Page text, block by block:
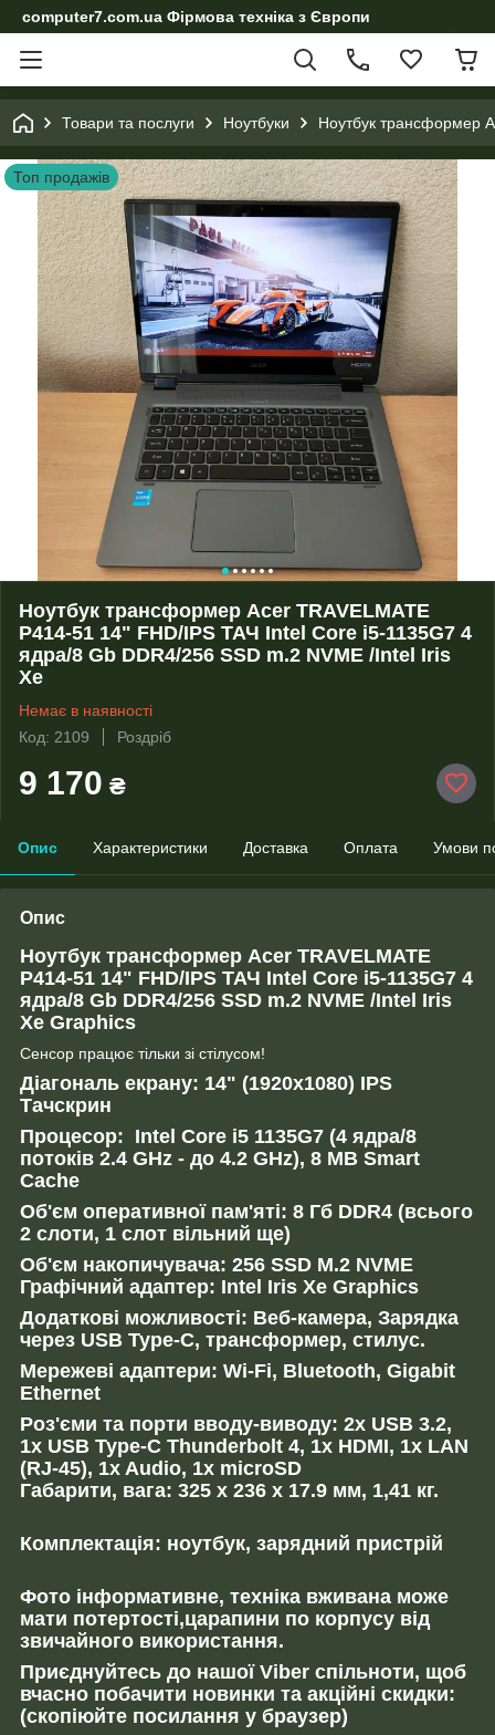
computer7.com.ua Фірмова техніка з Європи
Товари та послуги Ноутбуки Ноутбук трансформер
Топ продажів
Ноутбук трансформер Acer TRAVELMATE
P414-51 14" FHD/IPS ТАЧ Intel Core i5-1135G7 4
ядра/8 Gb DDR4/256 SSD m.2 NVME /Intel Iris
Xe
Немає в наявності
Код: 2109
Роздріб
9 170 ₴
Опис Характеристики Доставка Оплата Умови
Опис
Ноутбук трансформер Acer TRAVELMATE
P414-51 14" FHD/IPS ТАЧ Intel Core i5-1135G7 4
ядра/8 Gb DDR4/256 SSD m.2 NVME /Intel Iris
Xe Graphics
Сенсор працює тільки зі стілусом!
Діагональ екрану: 14" (1920x1080) IPS
Тачскрин
Процесор: Intel Core i5 1135G7 (4 ядра/8
потоків 2.4 GHz - до 4.2 GHz), 8 MB Smart
Cache
Об'єм оперативної пам'яті: 8 Гб DDR4 (всього
2 слоти, 1 слот вільний ще)
Об'єм накопичувача: 256 SSD M.2 NVME
Графічний адаптер: Intel Iris Xe Graphics
Додаткові можливості: Веб-камера, Зарядка
через USB Type-C, трансформер, стилус.
Мережеві адаптери: Wi-Fi, Bluetooth, Gigabit
Ethernet
Роз'єми та порти вводу-виводу: 2x USB 3.2,
1x USB Type-C Thunderbolt 4, 1x HDMI, 1x LAN
(RJ-45), 1x Audio, 1x microSD
Габарити, вага: 325 x 236 x 17.9 мм, 1,41 кг.
Комплектація: ноутбук, зарядний пристрій
Фото інформативне, техніка вживана може
мати потертості,царапини по корпусу від
звичайного використання.
Приєднуйтесь до нашої Viber спільноти, щоб
вчасно побачити новинки та акційні скидки:
(скопіюйте посилання у браузер)